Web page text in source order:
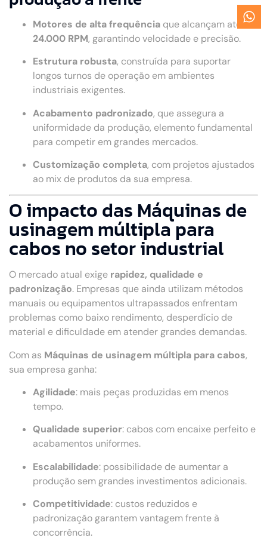
Motores de alta frequência que alcançam até
24.000 RPM, garantindo velocidade e precisão.
Estrutura robusta, construída para suportar
longos turnos de operação em ambientes
industriais exigentes.
Acabamento padronizado, que assegura a
uniformidade da produção, elemento fundamental
para competir em grandes mercados.
Customização completa, com projetos ajustados
ao mix de produtos da sua empresa.
O impacto das Máquinas de
usinagem múltipla para
cabos no setor industrial
O mercado atual exige rapidez, qualidade e
padronização. Empresas que ainda utilizam métodos
manuais ou equipamentos ultrapassados enfrentam
problemas como baixo rendimento, desperdício de
material e dificuldade em atender grandes demandas.
Com as Máquinas de usinagem múltipla para cabos,
sua empresa ganha:
Agilidade: mais peças produzidas em menos
tempo.
Qualidade superior: cabos com encaixe perfeito e
acabamentos uniformes.
Escalabilidade: possibilidade de aumentar a
produção sem grandes investimentos adicionais.
Competitividade: custos reduzidos e
padronização garantem vantagem frente à
concorrência.